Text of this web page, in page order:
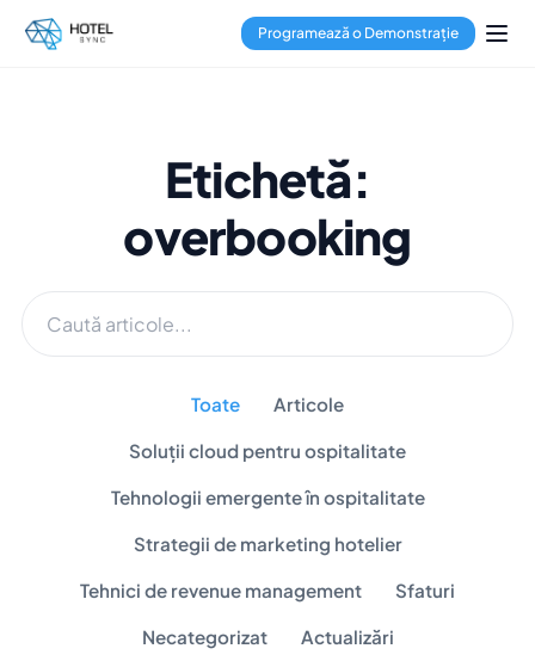
Programează o Demonstrație
Etichetă:
overbooking
Toate Articole
Soluții cloud pentru ospitalitate
Tehnologii emergente în ospitalitate
Strategii de marketing hotelier
Tehnici de revenue management Sfaturi
Necategorizat Actualizări